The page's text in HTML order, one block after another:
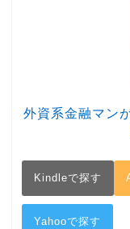
外資系金融マン
Kindleで探す
Yahooで探す